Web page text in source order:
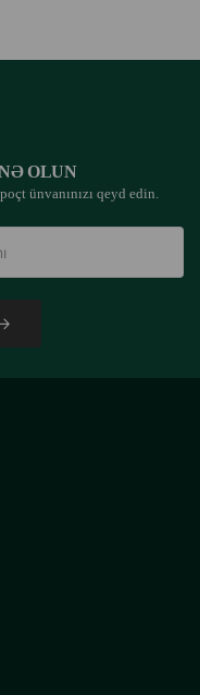
OLUN
ünvanınızı qeyd edin.